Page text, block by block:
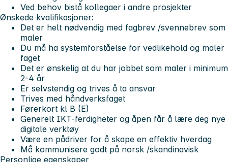
Ved behov bistå kollegaer i andre prosjekter
Ønskede kvalifikasjoner:
Det er helt nødvendig med fagbrev /svennebrev som
maler
Du må ha systemforståelse for vedlikehold og maler
faget
Det er ønskelig at du har jobbet som maler i minimum
2-4 år
Er selvstendig og trives å ta ansvar
Trives med håndverksfaget
Førerkort kl B (E)
Generelt IKT-ferdigheter og åpen får å lære deg nye
digitale verktøy
Være en pådriver for å skape en effektiv hverdag
Må kommunisere godt på norsk /skandinavisk
Personlige egenskaper